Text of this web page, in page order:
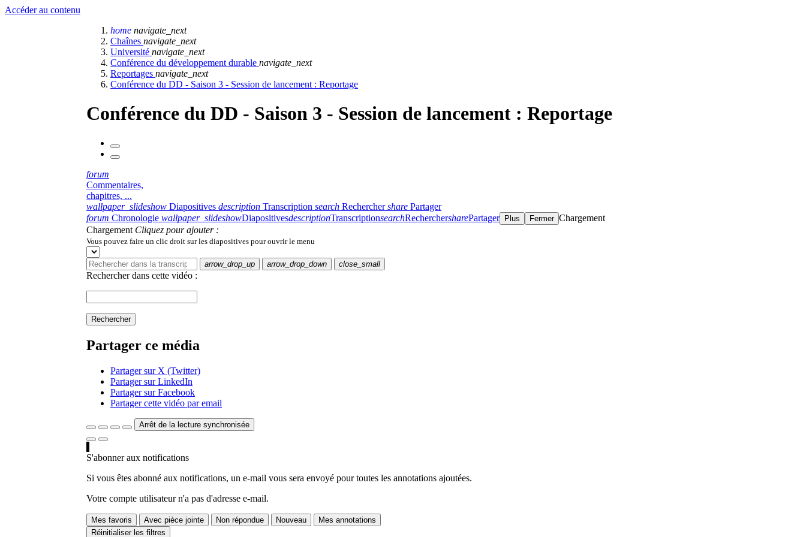
Accéder au contenu
home navigate_next
Chaînes navigate_next
Université navigate_next
Conférence du développement durable navigate_next
Reportages navigate_next
Conférence du DD - Saison 3 - Session de lancement : Reportage
Conférence du DD - Saison 3 - Session de lancement : Reportage
forum
Commentaires,
chapitres, ...
wallpaper_slideshow Diapositives description Transcription search Rechercher share Partager
forum Chronologie wallpaper_slideshowDiapositivesdescriptionTranscriptionsearchRecherchersharePartager Plus Fermer Chargement
Chargement Cliquez pour ajouter :
Vous pouvez faire un clic droit sur les diapositives pour ouvrir le menu
arrow_drop_up arrow_drop_down close_small
Rechercher dans cette vidéo :
Rechercher
Partager ce média
Partager sur X (Twitter)
Partager sur LinkedIn
Partager sur Facebook
Partager cette vidéo par email
Arrêt de la lecture synchronisée
S'abonner aux notifications
Si vous êtes abonné aux notifications, un e-mail vous sera envoyé pour toutes les annotations ajoutées.
Votre compte utilisateur n'a pas d'adresse e-mail.
Mes favoris Avec pièce jointe Non répondue Nouveau
Mes annotations
Réinitialiser les filtres